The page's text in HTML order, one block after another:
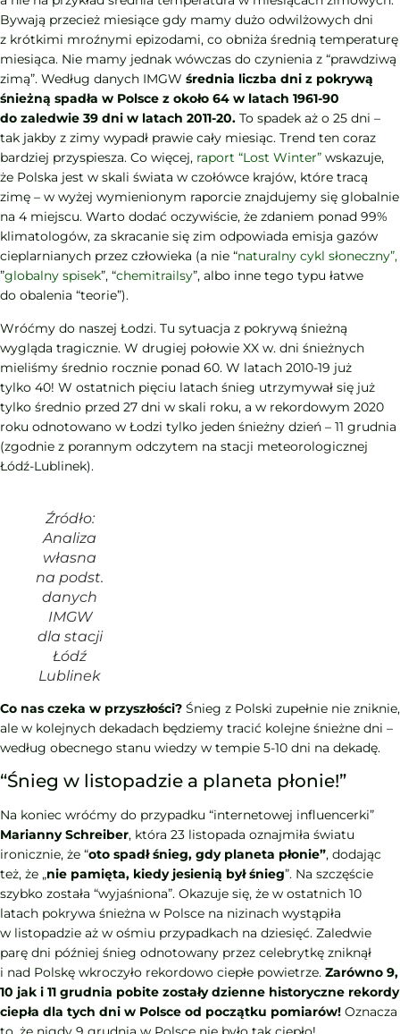
Bywają przecież miesiące gdy mamy dużo odwilżowych dni
z krótkimi mroźnymi epizodami, co obniża średnią temperaturę
miesiąca. Nie mamy jednak wówczas do czynienia z “prawdziwą
zimą”. Według danych IMGW średnia liczba dni z pokrywą
śnieżną spadła w Polsce z około 64 w latach 1961-90
do zaledwie 39 dni w latach 2011-20. To spadek aż o 25 dni –
tak jakby z zimy wypadł prawie cały miesiąc. Trend ten coraz
bardziej przyspiesza. Co więcej, raport “Lost Winter” wskazuje,
że Polska jest w skali świata w czołówce krajów, które tracą
zimę – w wyżej wymienionym raporcie znajdujemy się globalnie
na 4 miejscu. Warto dodać oczywiście, że zdaniem ponad 99%
klimatologów, za skracanie się zim odpowiada emisja gazów
cieplarnianych przez człowieka (a nie “naturalny cykl słoneczny”,
”globalny spisek”, “chemitrailsy”, albo inne tego typu łatwe
do obalenia “teorie”).
Wróćmy do naszej Łodzi. Tu sytuacja z pokrywą śnieżną
wygląda tragicznie. W drugiej połowie XX w. dni śnieżnych
mieliśmy średnio rocznie ponad 60. W latach 2010-19 już
tylko 40! W ostatnich pięciu latach śnieg utrzymywał się już
tylko średnio przed 27 dni w skali roku, a w rekordowym 2020
roku odnotowano w Łodzi tylko jeden śnieżny dzień – 11 grudnia
(zgodnie z porannym odczytem na stacji meteorologicznej
Łódź-Lublinek).
Źródło:
Analiza
własna
na podst.
danych
IMGW
dla stacji
Łódź
Lublinek
Co nas czeka w przyszłości? Śnieg z Polski zupełnie nie zniknie,
ale w kolejnych dekadach będziemy tracić kolejne śnieżne dni –
według obecnego stanu wiedzy w tempie 5-10 dni na dekadę.
“Śnieg w listopadzie a planeta płonie!”
Na koniec wróćmy do przypadku “internetowej influencerki”
Marianny Schreiber, która 23 listopada oznajmiła światu
ironicznie, że “oto spadł śnieg, gdy planeta płonie”, dodając
też, że „nie pamięta, kiedy jesienią był śnieg”. Na szczęście
szybko została “wyjaśniona”. Okazuje się, że w ostatnich 10
latach pokrywa śnieżna w Polsce na nizinach wystąpiła
w listopadzie aż w ośmiu przypadkach na dziesięć. Zaledwie
parę dni później śnieg odnotowany przez celebrytkę zniknął
i nad Polskę wkroczyło rekordowo ciepłe powietrze. Zarówno 9,
10 jak i 11 grudnia pobite zostały dzienne historyczne rekordy
ciepła dla tych dni w Polsce od początku pomiarów! Oznacza